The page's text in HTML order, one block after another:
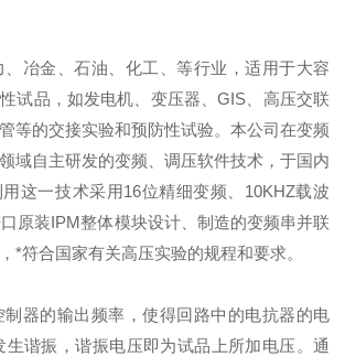
、冶金、石油、化工、等行业，适用于大容
试品，如发电机、变压器、GIS、高压交联
等的交接实验和预防性试验。本公司在变频
域自主研发的变频、调压软件技术，于国内
这一技术采用16位精细变频、10KHZ载波
原装IPM整体模块设计、制造的变频串并联
*符合国家有关高压实验的规程和要求。
制器的输出频率，使得回路中的电抗器的电
生谐振，谐振电压即为试品上所加电压。通